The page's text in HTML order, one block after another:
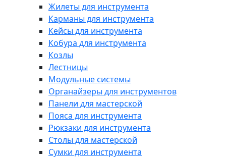
Жилеты для инструмента
Карманы для инструмента
Кейсы для инструмента
Кобура для инструмента
Козлы
Лестницы
Модульные системы
Органайзеры для инструментов
Панели для мастерской
Пояса для инструмента
Рюкзаки для инструмента
Столы для мастерской
Сумки для инструмента